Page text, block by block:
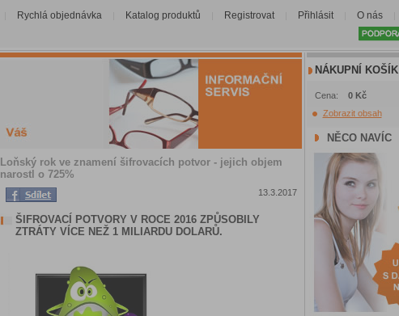
Rychlá objednávka Katalog produktů Registrovat Přihlásit O nás
Loňský rok ve znamení šifrovacích potvor - jejich objem
narostl o 725%
13.3.2017
ŠIFROVACÍ POTVORY V ROCE 2016 ZPŮSOBILY
ZTRÁTY VÍCE NEŽ 1 MILIARDU DOLARŮ.
NÁKUPNÍ KOŠÍK
Cena: 0 Kč
Zobrazit obsah
NĚCO NAVÍC